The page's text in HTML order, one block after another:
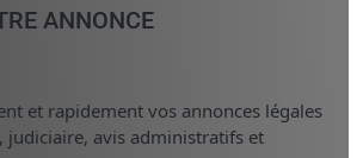
ANNONCE
et rapidement vos annonces légales
judiciaire, avis administratifs et